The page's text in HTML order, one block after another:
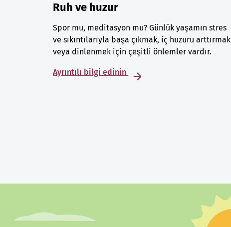
Ruh ve huzur
Spor mu, meditasyon mu? Günlük yaşamın stres
ve sıkıntılarıyla başa çıkmak, iç huzuru arttırmak
veya dinlenmek için çeşitli önlemler vardır.
Ayrıntılı bilgi edinin